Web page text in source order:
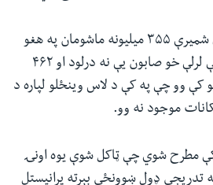
د اعلامیې په اساس له دې شمیرې ۳۵۵ میلیونه ماشومان په هغو
ښوونځیو کې وو چې اوبه یې لرلې خو صابون یې نه درلود او ۴۶۲
کې وو چې په کې د لاس وینځلو لپاره د
موجود نه وو.
مطرح شوي چې ټاکل شوې یوه اونۍ
تدریجي ډول ښوونځي بېرته پرانیستل